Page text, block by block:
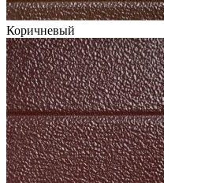
Коричневый